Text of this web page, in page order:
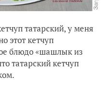
татарский, у меня
этот кетчуп
блюдо «шашлык из
татарский кетчуп